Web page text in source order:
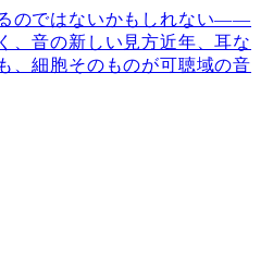
のではないかもしれない――
、音の新しい見方近年、耳な
、細胞そのものが可聴域の音